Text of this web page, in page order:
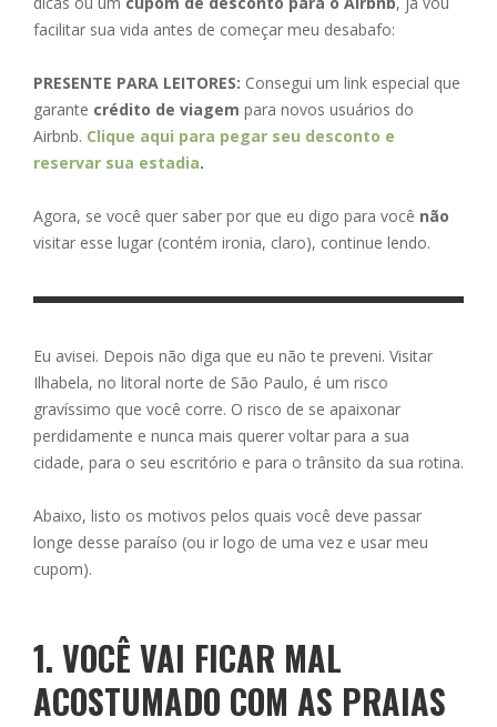
o
o
k
n
g
er
A
p
p
facilitar sua vida antes de começar meu desabafo:
PRESENTE PARA LEITORES: Consegui um link especial que
garante crédito de viagem para novos usuários do
Airbnb. Clique aqui para pegar seu desconto e
reservar sua estadia.
Agora, se você quer saber por que eu digo para você não
visitar esse lugar (contém ironia, claro), continue lendo.
Eu avisei. Depois não diga que eu não te preveni. Visitar
Ilhabela, no litoral norte de São Paulo, é um risco
gravíssimo que você corre. O risco de se apaixonar
perdidamente e nunca mais querer voltar para a sua
cidade, para o seu escritório e para o trânsito da sua rotina.
Abaixo, listo os motivos pelos quais você deve passar
longe desse paraíso (ou ir logo de uma vez e usar meu
cupom).
1. VOCÊ VAI FICAR MAL
ACOSTUMADO COM AS PRAIAS